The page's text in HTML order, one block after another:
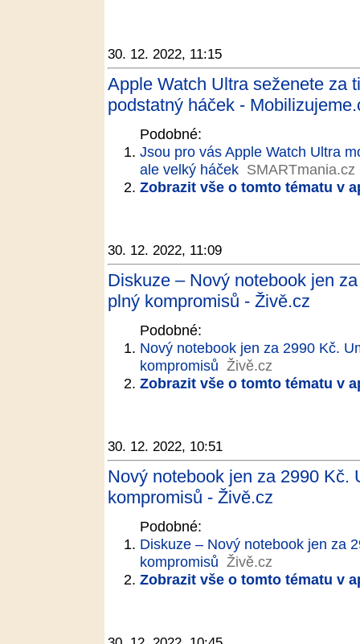
30. 12. 2022, 11:15
Apple Watch Ultra seženete za
podstatný háček -
Podobné:
Jsou pro vás Apple Watch Ultra
ale velký háček SMARTmania.cz
Zobrazit vše o tomto tématu v
30. 12. 2022, 11:09
Diskuze – Nový notebook jen
plný kompromisů - Živě.cz
Podobné:
Nový notebook jen za 2990 Kč.
kompromisů Živě.cz
Zobrazit vše o tomto tématu v
30. 12. 2022, 10:51
Nový notebook jen za 2990 Kč.
kompromisů - Živě.cz
Podobné:
Diskuze – Nový notebook jen za
kompromisů Živě.cz
Zobrazit vše o tomto tématu v